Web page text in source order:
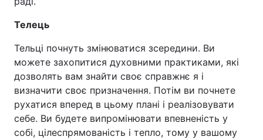
Телець
Тельці почнуть змінюватися зсередини. Ви
можете захопитися духовними практиками, які
дозволять вам знайти своє справжнє я і
визначити своє призначення. Потім ви почнете
рухатися вперед в цьому плані і реалізовувати
себе. Ви будете випромінювати впевненість у
собі, цілеспрямованість і тепло, тому у вашому